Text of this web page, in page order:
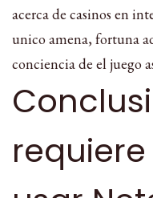
acerca de casinos en
unico amena, fortuna
conciencia de el juego